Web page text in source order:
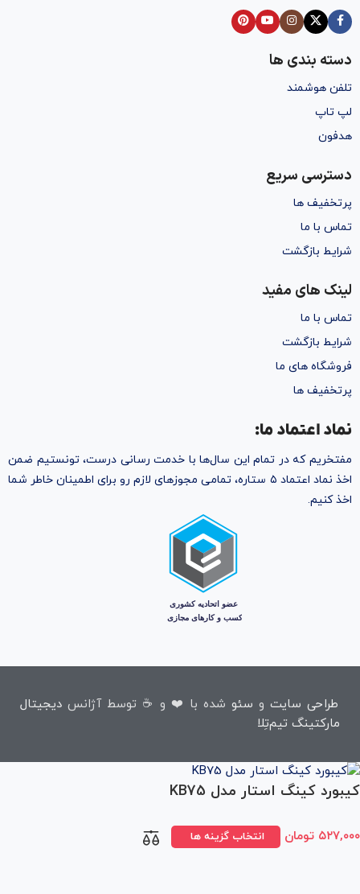
دسته بندی ها
تلفن هوشمند
لپ تاپ
هدفون
دسترسی سریع
پرتخفیف ها
تماس با ما
شرایط بازگشت
لینک های مفید
تماس با ما
شرایط بازگشت
فروشگاه های ما
پرتخفیف ها
نماد اعتماد ما:
مفتخریم که در تمام این سال‌ها با خدمت رسانی درست، تونستیم ضمن
اخذ نماد اعتماد ۵ ستاره، تمامی مجوز‌های لازم رو برای اطمینان خاطر شما
اخذ کنیم.
طراحی سایتو سئو شده با ❤️ و ☕ توسط آژانس دیجیتال
مارکتینگ تیم‌تِلا
کیبورد کینگ استار مدل KB75
۵۲۷,۰۰۰ تومان انتخاب گزینه ها